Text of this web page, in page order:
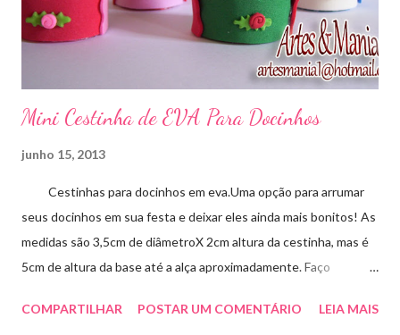
Mini Cestinha de EVA Para Docinhos
junho 15, 2013
Cestinhas para docinhos em eva.Uma opção para arrumar
seus docinhos em sua festa e deixar eles ainda mais bonitos! As
medidas são 3,5cm de diâmetroX 2cm altura da cestinha, mas é
5cm de altura da base até a alça aproximadamente. Faço
enfeitar sua festa!!! artesmania1@hotmail.com
COMPARTILHAR POSTAR UM COMENTÁRIO LEIA MAIS